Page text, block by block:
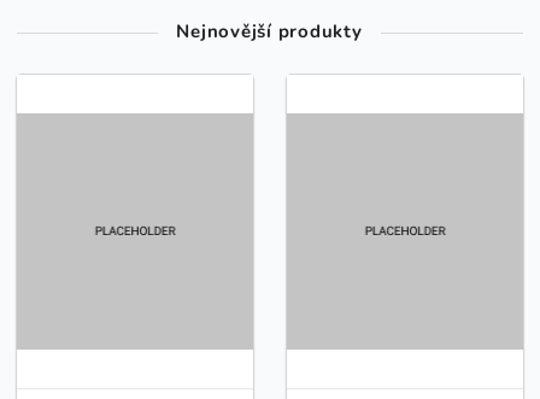
Nejnovější produkty